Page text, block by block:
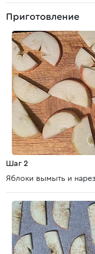
Приготовление
Шаг 2
Яблоки вымыть и